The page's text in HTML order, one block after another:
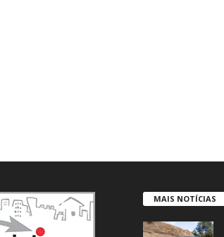
MAIS NOTÍCIAS